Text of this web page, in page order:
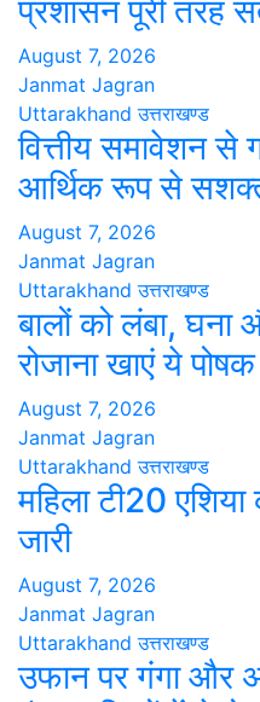
प्रशासन पूरी तरह
August 7, 2026
Janmat Jagran
Uttarakhand उत्तराखण्ड
वित्तीय समावेशन से
आर्थिक रूप से
August 7, 2026
Janmat Jagran
Uttarakhand उत्तराखण्ड
बालों को लंबा, घना
रोजाना खाएं ये
August 7, 2026
Janmat Jagran
Uttarakhand उत्तराखण्ड
महिला टी20
जारी
August 7, 2026
Janmat Jagran
Uttarakhand उत्तराखण्ड
उफान पर गंगा